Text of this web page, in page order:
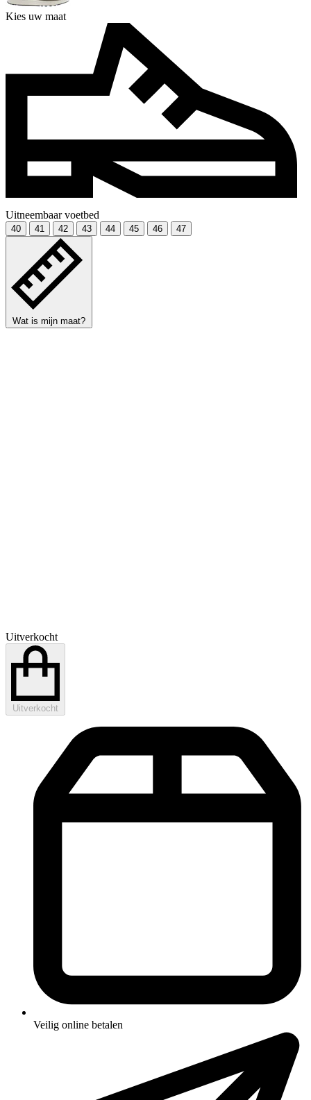
Kies uw maat
Uitneembaar voetbed
40 41 42 43 44 45 46 47
Wat is mijn maat?
Uitverkocht
Uitverkocht
Veilig online betalen